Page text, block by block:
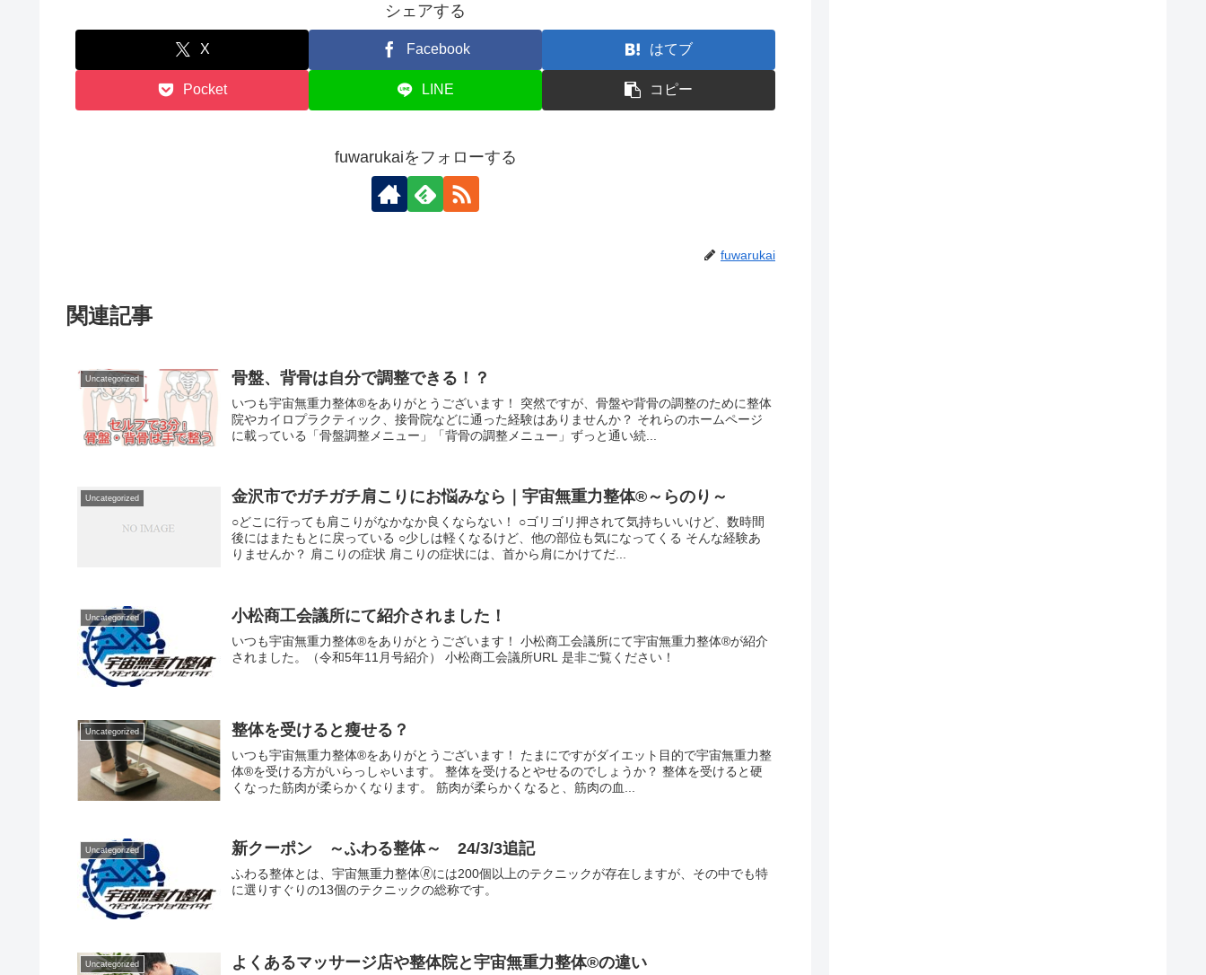
シェアする
X Facebook はてブ
Pocket LINE コピー
fuwarukaiをフォローする
fuwarukai
関連記事
Uncategorized 骨盤、背骨は自分で調整できる！？
いつも宇宙無重力整体®をありがとうございます！ 突然ですが、骨盤や背骨の調整のために整体
院やカイロプラクティック、接骨院などに通った経験はありませんか？ それらのホームページ
に載っている「骨盤調整メニュー」「背骨の調整メニュー」ずっと通い続...
Uncategorized 金沢市でガチガチ肩こりにお悩みなら｜宇宙無重力整体®～らのり～
○どこに行っても肩こりがなかなか良くならない！ ○ゴリゴリ押されて気持ちいいけど、数時間
後にはまたもとに戻っている ○少しは軽くなるけど、他の部位も気になってくる そんな経験あ
りませんか？ 肩こりの症状 肩こりの症状には、首から肩にかけてだ...
Uncategorized 小松商工会議所にて紹介されました！
いつも宇宙無重力整体®をありがとうございます！ 小松商工会議所にて宇宙無重力整体®が紹介
されました。（令和5年11月号紹介） 小松商工会議所URL 是非ご覧ください！
Uncategorized 整体を受けると瘦せる？
いつも宇宙無重力整体®をありがとうございます！ たまにですがダイエット目的で宇宙無重力整
体®を受ける方がいらっしゃいます。 整体を受けるとやせるのでしょうか？ 整体を受けると硬
くなった筋肉が柔らかくなります。 筋肉が柔らかくなると、筋肉の血...
Uncategorized 新クーポン ～ふわる整体～ 24/3/3追記
ふわる整体とは、宇宙無重力整体🄬には200個以上のテクニックが存在しますが、その中でも特
に選りすぐりの13個のテクニックの総称です。
Uncategorized よくあるマッサージ店や整体院と宇宙無重力整体®の違い